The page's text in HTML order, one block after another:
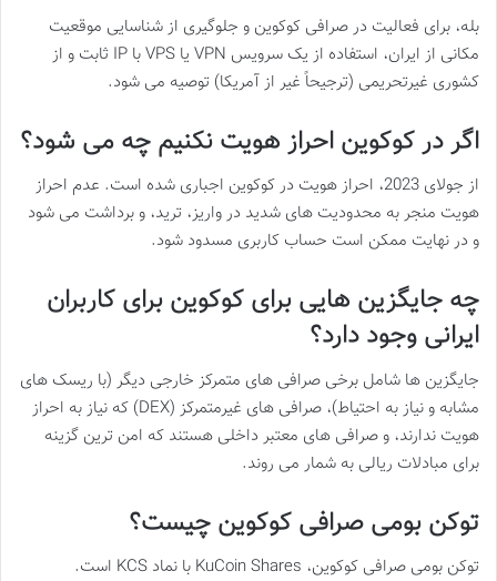
بله، برای فعالیت در صرافی کوکوین و جلوگیری از شناسایی موقعیت
مکانی از ایران، استفاده از یک سرویس VPN یا VPS با IP ثابت و از
کشوری غیرتحریمی (ترجیحاً غیر از آمریکا) توصیه می شود.
اگر در کوکوین احراز هویت نکنیم چه می شود؟
از جولای 2023، احراز هویت در کوکوین اجباری شده است. عدم احراز
هویت منجر به محدودیت های شدید در واریز، ترید، و برداشت می شود
و در نهایت ممکن است حساب کاربری مسدود شود.
چه جایگزین هایی برای کوکوین برای کاربران
ایرانی وجود دارد؟
جایگزین ها شامل برخی صرافی های متمرکز خارجی دیگر (با ریسک های
مشابه و نیاز به احتیاط)، صرافی های غیرمتمرکز (DEX) که نیاز به احراز
هویت ندارند، و صرافی های معتبر داخلی هستند که امن ترین گزینه
برای مبادلات ریالی به شمار می روند.
توکن بومی صرافی کوکوین چیست؟
توکن بومی صرافی کوکوین، KuCoin Shares با نماد KCS است.